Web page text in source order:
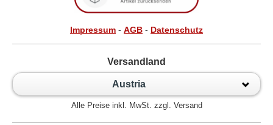
Impressum - AGB - Datenschutz
Versandland
Austria
Alle Preise inkl. MwSt. zzgl. Versand